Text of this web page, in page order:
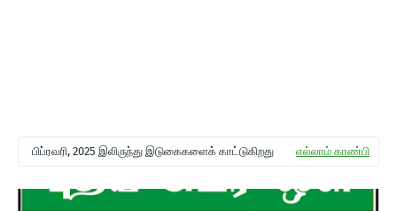
பிப்ரவரி, 2025 இலிருந்து இடுகைகளைக் காட்டுகிறது எல்லாம் காண்பி